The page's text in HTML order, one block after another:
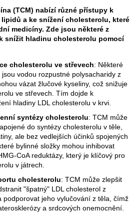
(TCM) nabízí různé přístupy k
a ke snížení cholesterolu, které
medicíny. Zde jsou některé z
snížit hladinu cholesterolu pomocí
cholesterolu ve střevech: Některé
vodou rozpustné polysacharidy z
vázat žlučové kyseliny, což snižuje
ve střevech. Tím dojde k
hladiny LDL cholesterolu v krvi.
syntézy cholesterolu: TCM může
do syntézy cholesterolu v těle,
ale bez vedlejších účinků spojených
bylinné složky mohou inhibovat
CoA reduktázy, který je klíčový pro
v játrech.
cholesterolu: TCM může zlepšit
"špatný" LDL cholesterol z
podporovat jeho vylučování z těla, čímž
a srdcových onemocnění.